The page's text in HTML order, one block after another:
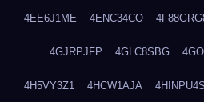
4EE6J1ME 4ENC34CO
4GJRPJFP 4GLC8SBG
4H5VY3Z1 4HCW1AJA 4HINPU4S